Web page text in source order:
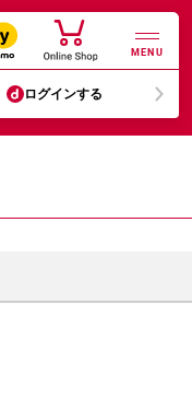
MENU
ログインする